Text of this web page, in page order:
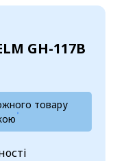
GH-117B
товару